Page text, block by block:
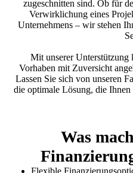
zugeschnitten sind. Ob für
Verwirklichung eines
Unternehmens – wir stehen
Mit unserer Unterstützung
Vorhaben mit Zuversicht
Lassen Sie sich von unseren
die optimale Lösung, die
Was
Flexible